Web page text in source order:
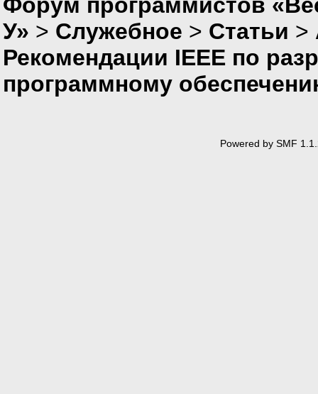
У» > Служебное > Статьи >
Рекомендации IEEE по
программному
Powered by SMF